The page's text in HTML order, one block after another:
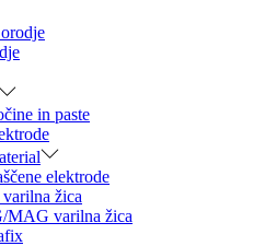
in paste
elektrode
žica
MAG varilna žica